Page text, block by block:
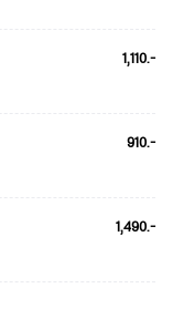
1,110.-
910.-
1,490.-